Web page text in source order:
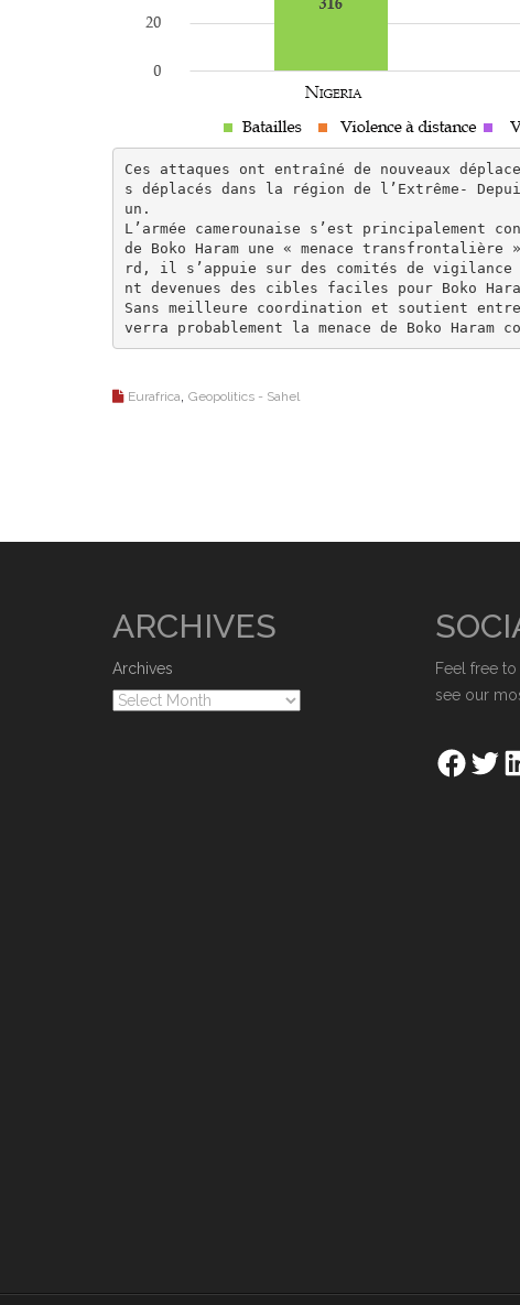
Ces attaques ont entraîné de nouveaux
s déplacés dans la région de l’Extrême-
un.
L’armée camerounaise s’est principalement
de Boko Haram une « menace
rd, il s’appuie sur des comités de vigilance
nt devenues des cibles faciles pour Boko
Sans meilleure coordination et soutient
verra probablement la menace de Boko Haram
Eurafrica Geopolitics - Sahel
ARCHIVES
Archives
Feel free
see our